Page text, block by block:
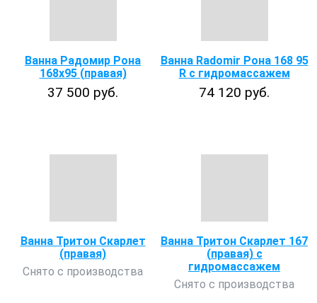
Ванна Радомир Рона
168x95 (правая)
37 500 руб.
Ванна Radomir Рона 168 95
R с гидромассажем
74 120 руб.
Ванна Тритон Скарлет
(правая)
Снято с производства
Ванна Тритон Скарлет 167
(правая) с
гидромассажем
Снято с производства